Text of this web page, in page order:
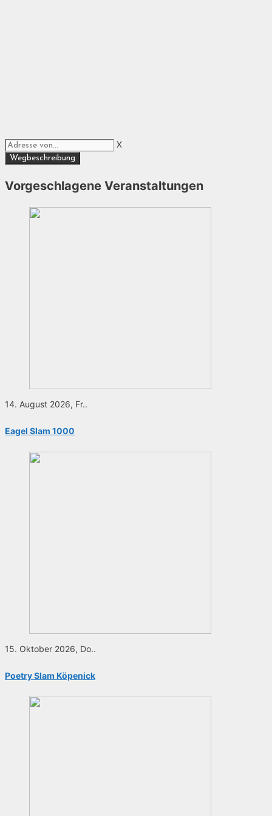
X
Vorgeschlagene Veranstaltungen
14. August 2026, Fr..
Eagel Slam 1000
15. Oktober 2026, Do..
Poetry Slam Köpenick